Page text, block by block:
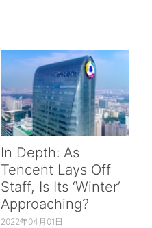
In Depth: As
Tencent Lays Off
Staff, Is Its ‘Winter’
Approaching?
2022年04月01日